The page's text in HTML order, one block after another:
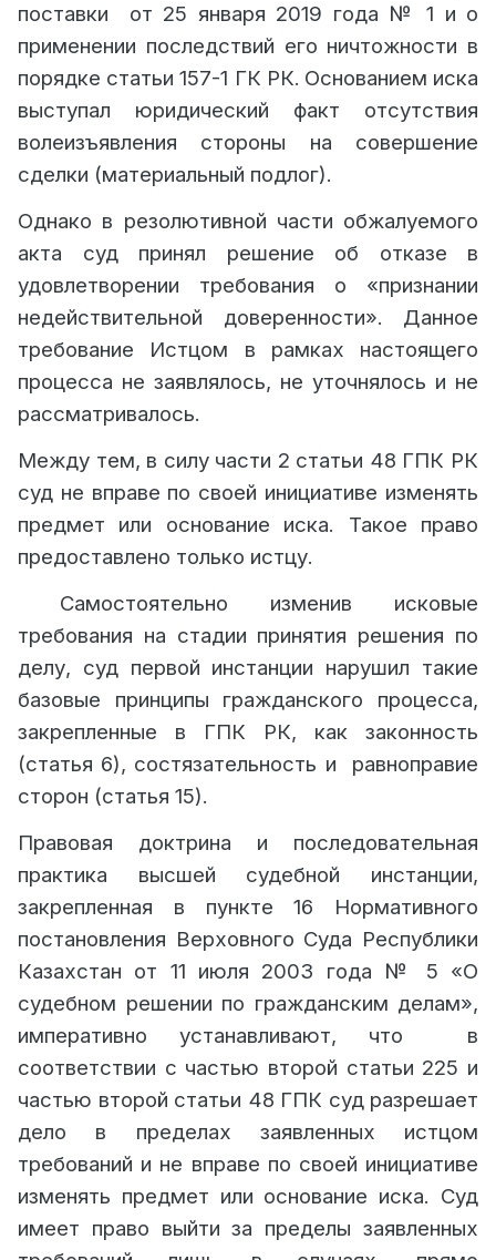
поставки
от 25 января 2019 года № 1 и о
применении последствий его ничтожности в
порядке статьи 157-1 ГК РК. Основанием иска
выступал юридический факт отсутствия
волеизъявления стороны на совершение
сделки (материальный подлог).
Однако в резолютивной части обжалуемого
акта суд принял решение об отказе в
удовлетворении требования о «признании
недействительной доверенности». Данное
требование Истцом в рамках настоящего
процесса не заявлялось, не уточнялось и не
рассматривалось.
Между тем, в силу части 2 статьи 48 ГПК РК
суд не вправе по своей инициативе изменять
предмет или основание иска. Такое право
предоставлено только истцу.
Самостоятельно изменив исковые
требования на стадии принятия решения по
делу, суд первой инстанции нарушил такие
базовые принципы гражданского процесса,
закрепленные в ГПК РК, как законность
(статья 6), состязательность и
равноправие
сторон (статья 15).
Правовая доктрина и последовательная
практика высшей судебной инстанции,
закрепленная в пункте 16 Нормативного
постановления Верховного Суда Республики
Казахстан от 11 июля 2003 года № 5 «О
судебном решении по гражданским делам»,
императивно устанавливают, что
в
соответствии с частью второй статьи 225 и
частью второй статьи 48 ГПК суд разрешает
дело в пределах заявленных истцом
требований и не вправе по своей инициативе
изменять предмет или основание иска. Суд
имеет право выйти за пределы заявленных